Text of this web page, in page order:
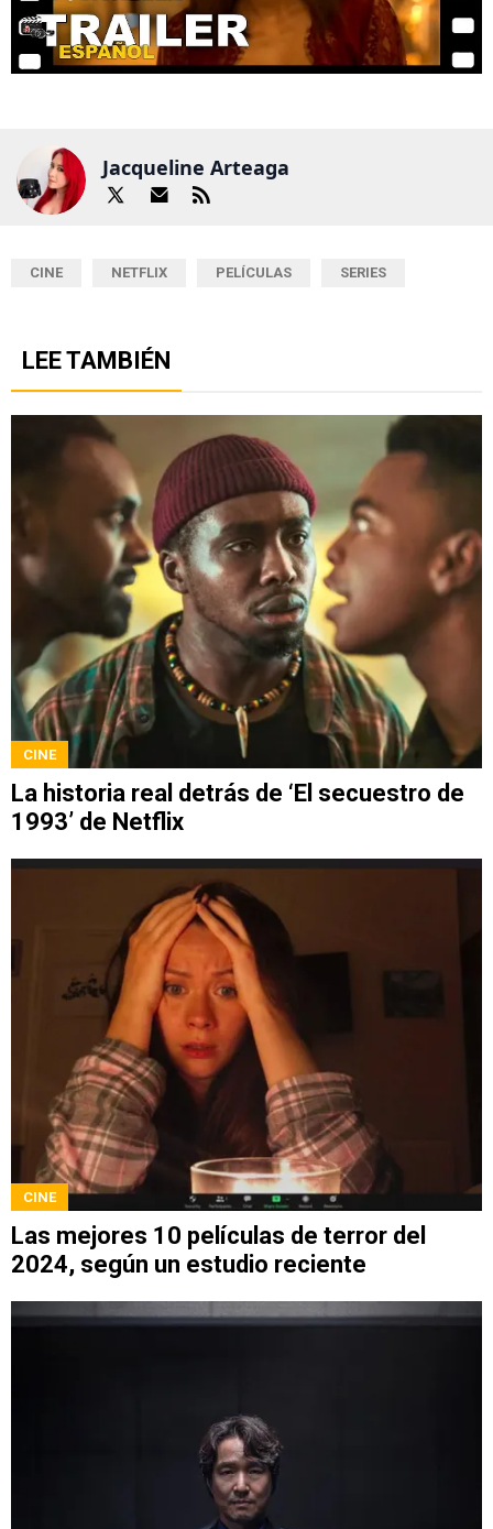
Jacqueline Arteaga
CINE NETFLIX PELÍCULAS SERIES
LEE TAMBIÉN
CINE
La historia real detrás de ‘El secuestro de
1993’ de Netflix
CINE
Las mejores 10 películas de terror del
2024, según un estudio reciente